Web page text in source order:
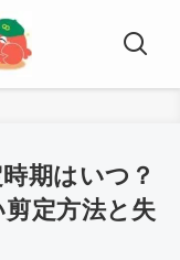
期はいつ？
定方法と失